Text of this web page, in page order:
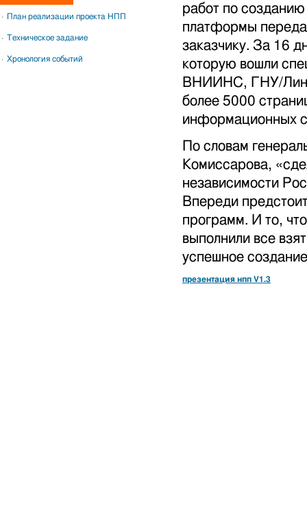
работ по
платформы
заказчику. За 16
которую вошли
ВНИИНС, ГНУ/
более 5000
информационных
По словам
Комиссарова,
независимости
Впереди
программ. И то,
выполнили все
успешное
презентация нпп V1.3
План реализации проекта НПП
Техническое задание
Хронология событий